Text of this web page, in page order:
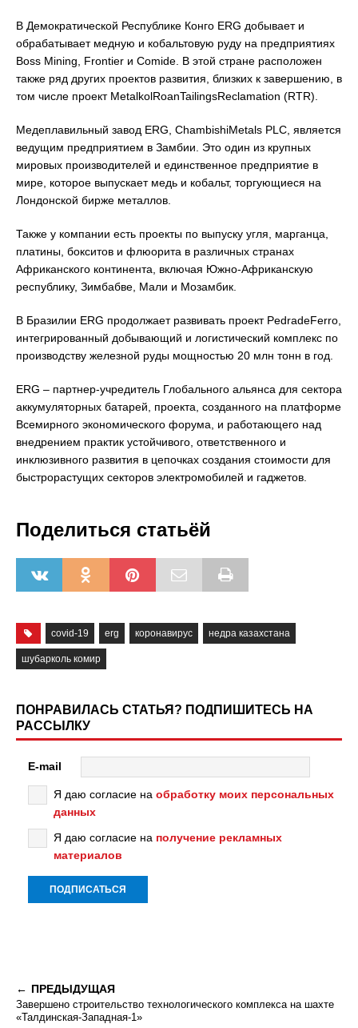
В Демократической Республике Конго ERG добывает и
обрабатывает медную и кобальтовую руду на предприятиях
Boss Mining, Frontier и Comide. В этой стране расположен
также ряд других проектов развития, близких к завершению, в
том числе проект MetalkolRoanTailingsReclamation (RTR).
Медеплавильный завод ERG, ChambishiMetals PLC, является
ведущим предприятием в Замбии. Это один из крупных
мировых производителей и единственное предприятие в
мире, которое выпускает медь и кобальт, торгующиеся на
Лондонской бирже металлов.
Также у компании есть проекты по выпуску угля, марганца,
платины, бокситов и флюорита в различных странах
Африканского континента, включая Южно-Африканскую
республику, Зимбабве, Мали и Мозамбик.
В Бразилии ERG продолжает развивать проект PedradeFerro,
интегрированный добывающий и логистический комплекс по
производству железной руды мощностью 20 млн тонн в год.
ERG – партнер-учредитель Глобального альянса для сектора
аккумуляторных батарей, проекта, созданного на платформе
Всемирного экономического форума, и работающего над
внедрением практик устойчивого, ответственного и
инклюзивного развития в цепочках создания стоимости для
быстрорастущих секторов электромобилей и гаджетов.
Поделиться статьёй
covid-19 erg коронавирус недра казахстана
шубарколь комир
ПОНРАВИЛАСЬ СТАТЬЯ? ПОДПИШИТЕСЬ НА
РАССЫЛКУ
E-mail
Я даю согласие на обработку моих персональных
данных
Я даю согласие на получение рекламных
материалов
ПРЕДЫДУЩАЯ
Завершено строительство технологического комплекса на шахте
«Талдинская-Западная-1»